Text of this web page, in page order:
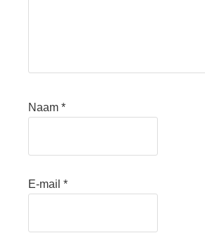
Naam *
E-mail *